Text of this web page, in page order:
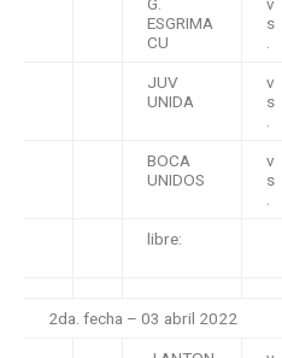
G.
ESGRIMA
CU
v
s
.
JUV
UNIDA
v
s
.
BOCA
UNIDOS
v
s
.
libre:
2da. fecha – 03 abril 2022